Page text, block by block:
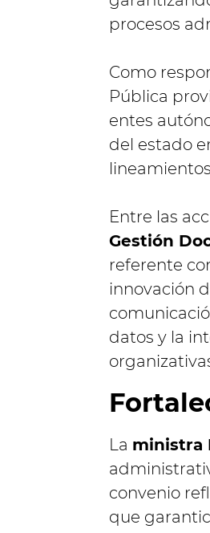
procesos
Como
Pública
entes
del estado
Entre las
Gestión
referente
innovación
datos y la
La ministra
convenio
que